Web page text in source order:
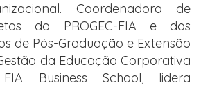
Coordenadora de
do PROGEC-FIA e dos
de Pós-Graduação e Extensão
da Educação Corporativa
Business School, lidera